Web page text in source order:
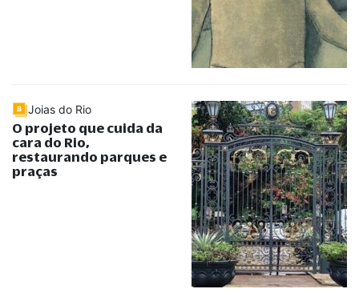
Joias do Rio
O projeto que cuida da
cara do Rio,
restaurando parques e
praças